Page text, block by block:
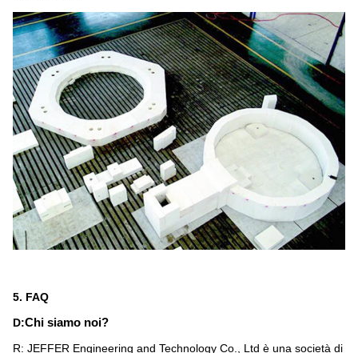
5. FAQ
D:Chi siamo noi?
R: JEFFER Engineering and Technology Co., Ltd è una società di